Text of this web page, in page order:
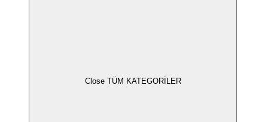
Close TÜM KATEGORİLER